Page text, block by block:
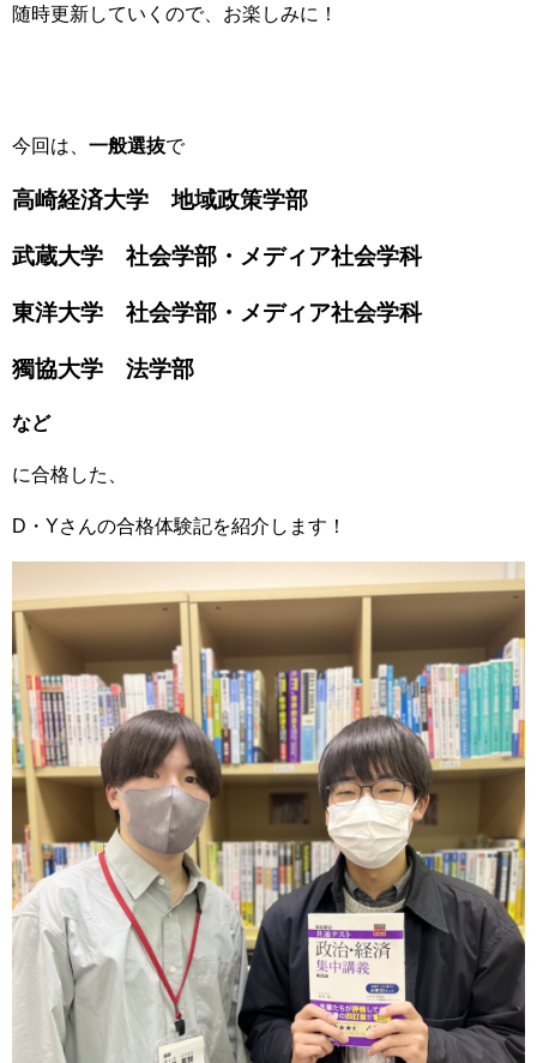
随時更新していくので、お楽しみに！
今回は、 一般選抜で
高崎経済大学 地域政策学部
武蔵大学 社会学部・メディア社会学科
東洋大学 社会学部・メディア社会学科
獨協大学 法学部
など
に合格した、
D・Yさんの合格体験記を紹介します！